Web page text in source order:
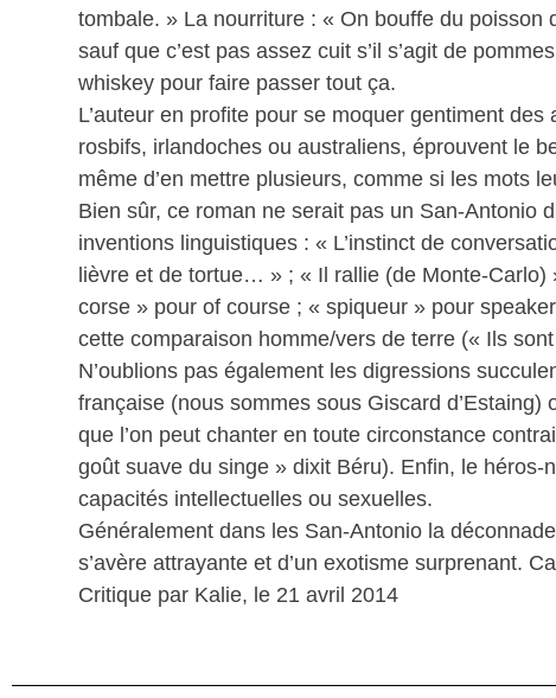
tombale. » La nourriture : « On bouffe du
sauf que c’est pas assez cuit s’il s’agit de
whiskey pour faire passer tout ça.
L’auteur en profite pour se moquer gentiment
rosbifs, irlandoches ou australiens, éprouvent le
même d’en mettre plusieurs, comme si les mots
Bien sûr, ce roman ne serait pas un San-Antonio
inventions linguistiques : « L’instinct de
lièvre et de tortue… » ; « Il rallie (de Monte-
corse » pour of course ; « spiqueur » pour
cette comparaison homme/vers de terre (« Ils sont
N’oublions pas également les digressions
française (nous sommes sous Giscard
que l’on peut chanter en toute circonstance
goût suave du singe » dixit Béru). Enfin, le
capacités intellectuelles ou sexuelles.
Généralement dans les San-Antonio la
s’avère attrayante et d’un exotisme surprenant.
Critique par Kalie, le 21 avril 2014